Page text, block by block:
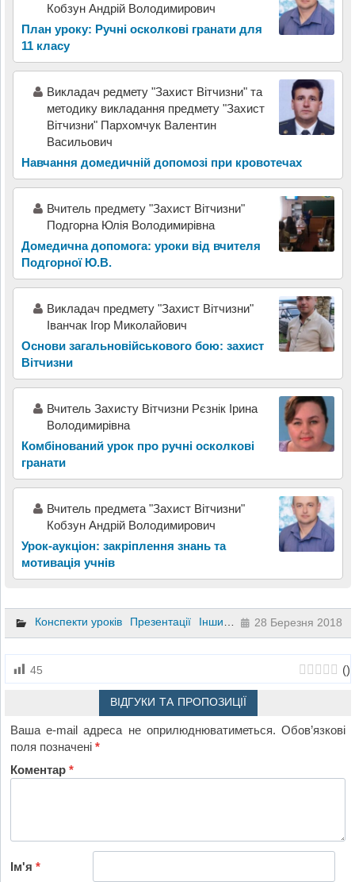
Кобзун Андрій Володимирович
План уроку: Ручні осколкові гранати для
11 класу
Викладач редмету "Захист Вітчизни" та
методику викладання предмету "Захист
Вітчизни" Пархомчук Валентин
Васильович
Навчання домедичній допомозі при кровотечах
Вчитель предмету "Захист Вітчизни"
Подгорна Юлія Володимирівна
Домедична допомога: уроки від вчителя
Подгорної Ю.В.
Викладач предмету "Захист Вітчизни"
Іванчак Ігор Миколайович
Основи загальновійськового бою: захист
Вітчизни
Вчитель Захисту Вітчизни Рєзнік Ірина
Володимирівна
Комбінований урок про ручні осколкові
гранати
Вчитель предмета "Захист Вітчизни"
Кобзун Андрій Володимирович
Урок-аукціон: закріплення знань та
мотивація учнів
Конспекти уроків Презентації Інший 10 клас
28 Березня 2018
45 ()
ВІДГУКИ ТА ПРОПОЗИЦІЇ
Ваша e-mail адреса не оприлюднюватиметься. Обов’язкові
поля позначені*
Коментар*
Ім'я*